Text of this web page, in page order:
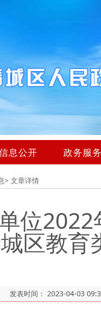
息公开 政务服
> 文章详情
位
区教
发表时间： 2023-04-03